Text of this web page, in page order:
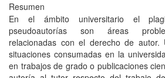
Resumen
En el ámbito universitario el
pseudoautorías son áreas
relacionadas con el derecho de
situaciones consumadas en la
en trabajos de grado o publicaciones